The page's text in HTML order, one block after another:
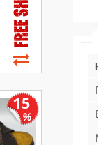
15
%